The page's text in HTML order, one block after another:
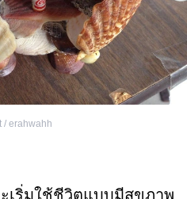
/ erahwahh
เริ่มใช้ชีวิตแบบมีสุขภาพ